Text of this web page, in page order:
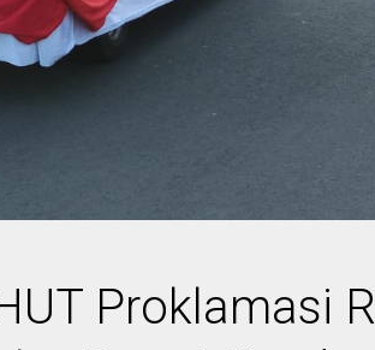
Proklamasi